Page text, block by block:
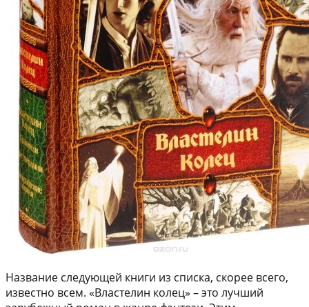
Название следующей книги из списка, скорее всего,
известно всем. «Властелин колец» – это лучший